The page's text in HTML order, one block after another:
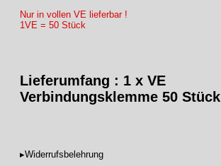
Nur in vollen VE lieferbar !
1VE = 50 Stück
Lieferumfang : 1 x VE
Verbindungsklemme 50 Stück
▸Widerrufsbelehrung